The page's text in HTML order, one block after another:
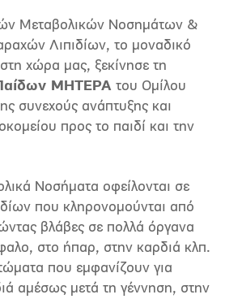
Μεταβολικών Νοσημάτων &
Λιπιδίων, το μοναδικό
χώρα μας, ξεκίνησε τη
ΜΗΤΕΡΑ του Ομίλου
συνεχούς ανάπτυξης και
προς το παιδί και την
Νοσήματα οφείλονται σε
που κληρονομούνται από
βλάβες σε πολλά όργανα
στο ήπαρ, στην καρδιά κλπ.
που εμφανίζουν για
αμέσως μετά τη γέννηση, στην